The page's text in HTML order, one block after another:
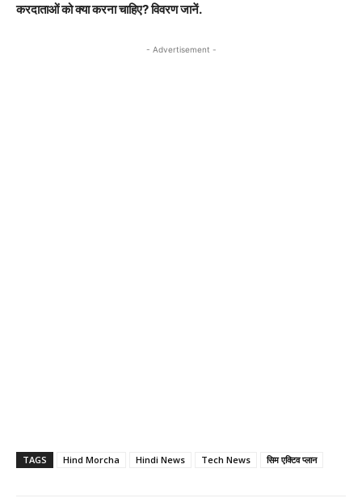
करदाताओं को क्या करना चाहिए? विवरण जानें.
- Advertisement -
TAGS Hind Morcha Hindi News Tech News सिम एक्टिव प्लान